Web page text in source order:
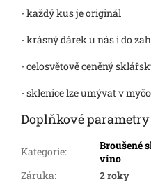
- každý kus je originál
- krásný dárek u nás i do
- celosvětově ceněný
- sklenice lze umývat v
Doplňkové parametry
Kategorie:
Broušené
víno
Záruka:
2 roky